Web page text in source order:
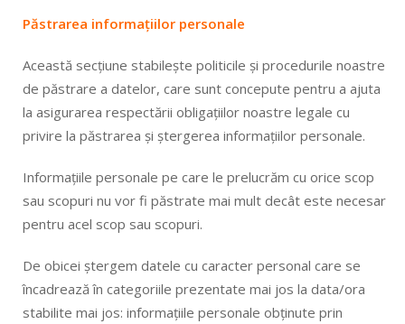
Păstrarea informațiilor personale
Această secțiune stabilește politicile și procedurile noastre
de păstrare a datelor, care sunt concepute pentru a ajuta
la asigurarea respectării obligațiilor noastre legale cu
privire la păstrarea și ștergerea informațiilor personale.
Informațiile personale pe care le prelucrăm cu orice scop
sau scopuri nu vor fi păstrate mai mult decât este necesar
pentru acel scop sau scopuri.
De obicei ștergem datele cu caracter personal care se
încadrează în categoriile prezentate mai jos la data/ora
stabilite mai jos: informațiile personale obținute prin